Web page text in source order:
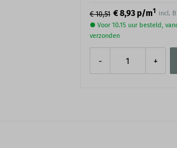
€ 10,51 € 8,93p/m1 incl.
● Voor 10.15 uur besteld,
verzonden
- +